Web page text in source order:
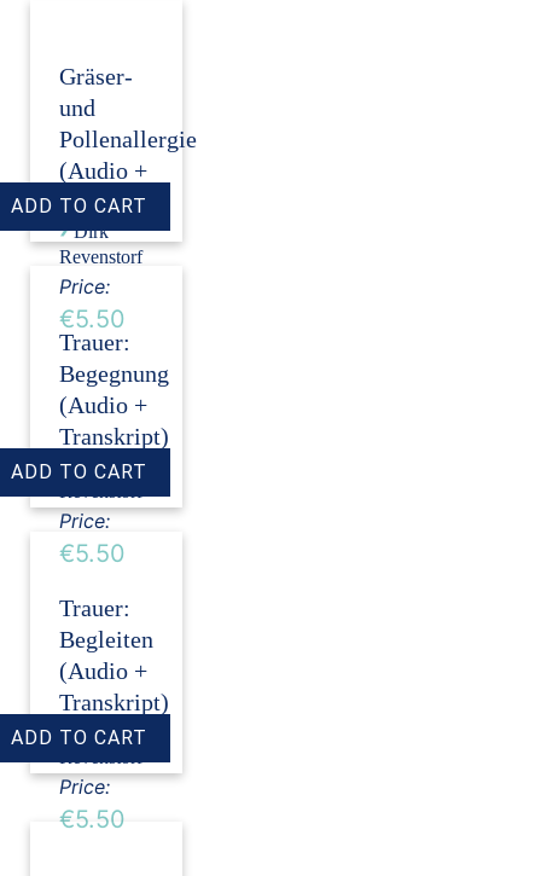
Gräser-
und
Pollenallergie
(Audio +
Transkript)
› Dirk
Revenstorf
Price:
€5.50
Trauer:
Begegnung
(Audio +
Transkript)
› Dirk
Price:
€5.50
Trauer:
Begleiten
(Audio +
Transkript)
› Dirk
Price:
€5.50